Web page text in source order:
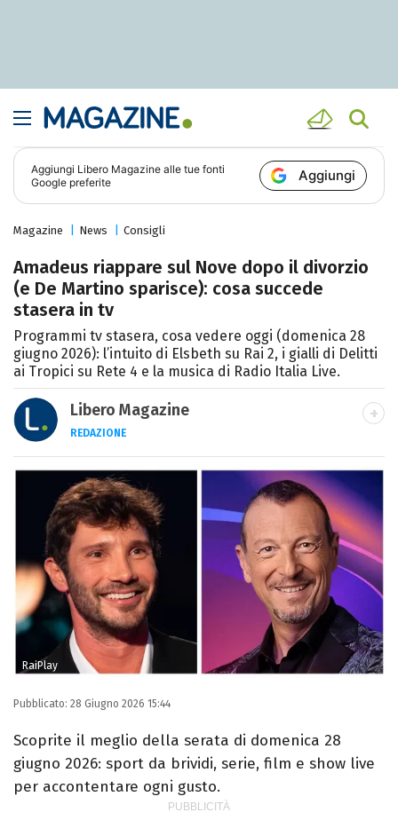
Aggiungi Libero Magazine alle tue fonti
Google preferite
Aggiungi
Magazine News Consigli
Amadeus riappare sul Nove dopo il divorzio
(e De Martino sparisce): cosa succede
stasera in tv
Programmi tv stasera, cosa vedere oggi (domenica 28
giugno 2026): l’intuito di Elsbeth su Rai 2, i gialli di Delitti
ai Tropici su Rete 4 e la musica di Radio Italia Live.
Libero Magazine
REDAZIONE
E-MAIL
INSTAGRAM FACEBOOK
Libero Magazine è il canale del portale
Libero.it dedicato al mondo della
televisione, dello spettacolo e del gossip.
RaiPlay
Pubblicato: 28 Giugno 2026 15:44
Scoprite il meglio della serata di domenica 28
giugno 2026: sport da brividi, serie, film e show live
per accontentare ogni gusto.